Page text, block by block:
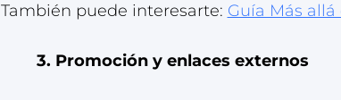
También puede interesarte: Guía Más
3. Promoción y enlaces externos